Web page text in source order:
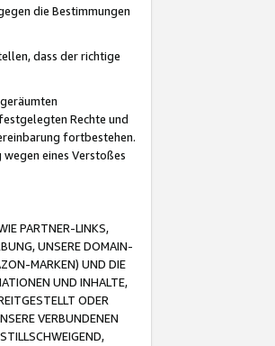
die Bestimmungen
dass der richtige
Rechte und
fortbestehen.
eines Verstoßes
PARTNER-LINKS,
UNSERE DOMAIN-
MARKEN) UND DIE
UND INHALTE,
ODER
VERBUNDENEN